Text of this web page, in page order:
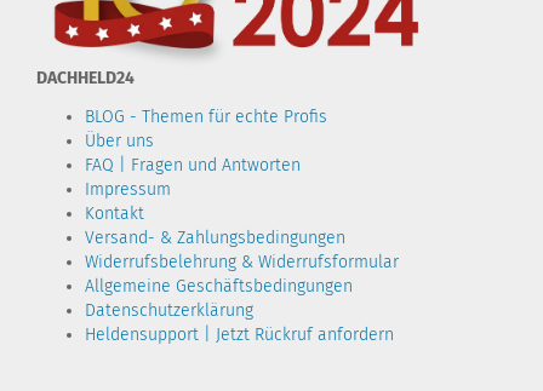
DACHHELD24
BLOG - Themen für echte Profis
Über uns
FAQ | Fragen und Antworten
Impressum
Kontakt
Versand- & Zahlungsbedingungen
Widerrufsbelehrung & Widerrufsformular
Allgemeine Geschäftsbedingungen
Datenschutzerklärung
Heldensupport | Jetzt Rückruf anfordern